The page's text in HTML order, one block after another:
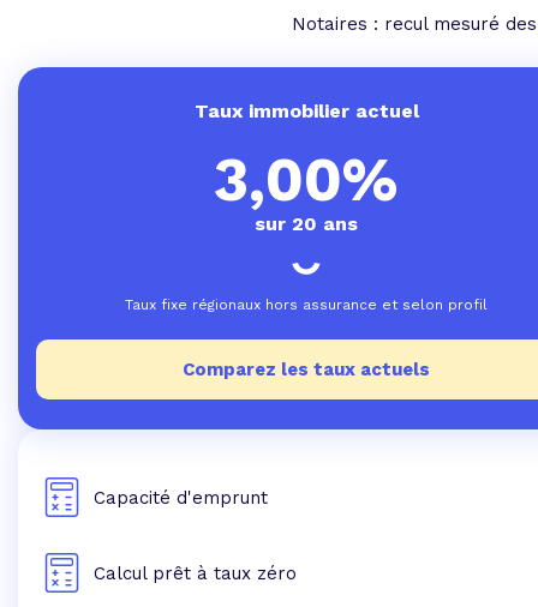
Notaires : recul mesuré
Taux immobilier actuel
3,00%
sur 20 ans
Taux fixe régionaux hors assurance et selon profil
Comparez les taux actuels
Capacité d'emprunt
Calcul prêt à taux zéro